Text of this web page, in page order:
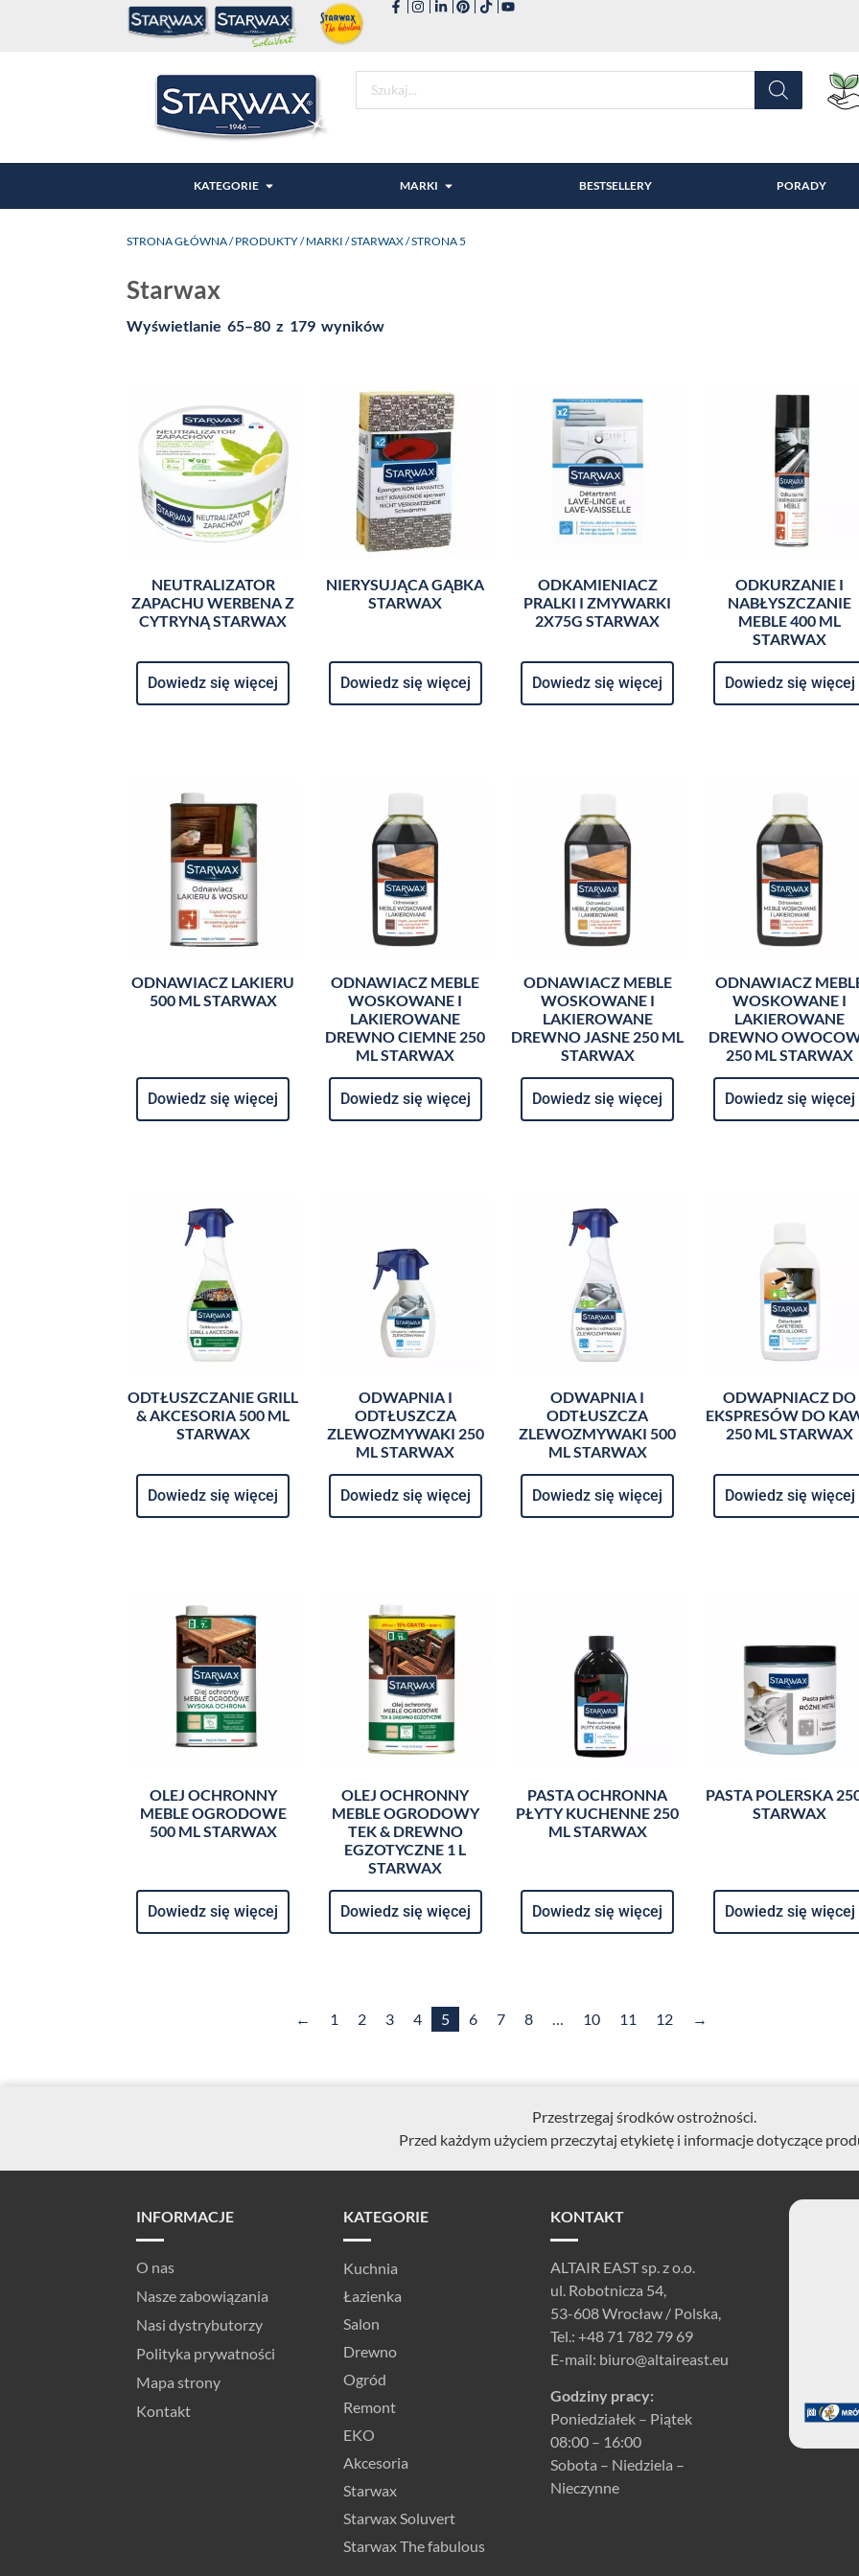
KATEGORIE MARKI BESTSELLERY PORADY
STRONA GŁÓWNA/PRODUKTY/MARKI /STARWAX/ STRONA 5
Starwax
Wyświetlanie 65–80 z 179 wyników
NEUTRALIZATOR
ZAPACHU WERBENA Z
CYTRYNĄ STARWAX
Dowiedz się więcej
NIERYSUJĄCA GĄBKA
STARWAX
Dowiedz się więcej
ODKAMIENIACZ
PRALKI I ZMYWARKI
2X75G STARWAX
Dowiedz się więcej
ODKURZANIE I
NABŁYSZCZANIE
MEBLE 400 ML
STARWAX
Dowiedz się więcej
ODNAWIACZ LAKIERU
500 ML STARWAX
Dowiedz się więcej
ODNAWIACZ MEBLE
WOSKOWANE I
LAKIEROWANE
DREWNO CIEMNE 250
ML STARWAX
Dowiedz się więcej
ODNAWIACZ MEBLE
WOSKOWANE I
LAKIEROWANE
DREWNO JASNE 250 ML
STARWAX
Dowiedz się więcej
ODNAWIACZ
WOSKOWANE I
LAKIEROWANE
DREWNO
250 ML STARWAX
Dowiedz się więcej
ODTŁUSZCZANIE GRILL
& AKCESORIA 500 ML
STARWAX
Dowiedz się więcej
ODWAPNIA I
ODTŁUSZCZA
ZLEWOZMYWAKI 250
ML STARWAX
Dowiedz się więcej
ODWAPNIA I
ODTŁUSZCZA
ZLEWOZMYWAKI 500
ML STARWAX
Dowiedz się więcej
ODWAPNIACZ DO
EKSPRESÓW DO
250 ML STARWAX
Dowiedz się więcej
OLEJ OCHRONNY
MEBLE OGRODOWE
500 ML STARWAX
Dowiedz się więcej
OLEJ OCHRONNY
MEBLE OGRODOWY
TEK & DREWNO
EGZOTYCZNE 1 L
STARWAX
Dowiedz się więcej
PASTA OCHRONNA
PŁYTY KUCHENNE 250
ML STARWAX
Dowiedz się więcej
PASTA POLERSKA
STARWAX
Dowiedz się więcej
← 1 2 3 4 5 6 7 8 … 10 11 12 →
Przestrzegaj środków ostrożności.
Przed każdym użyciem przeczytaj etykietę i informacje dotyczące
INFORMACJE
O nas
Nasze zabowiązania
Nasi dystrybutorzy
Polityka prywatności
Mapa strony
Kontakt
KATEGORIE
Kuchnia
Łazienka
Salon
Drewno
Ogród
Remont
EKO
Akcesoria
Starwax
Starwax Soluvert
Starwax The fabulous
KONTAKT
ALTAIR EAST sp. z o.o.
ul. Robotnicza 54,
53-608 Wrocław / Polska,
Tel.: +48 71 782 79 69
E-mail: biuro@altaireast.eu
Godziny pracy:
Poniedziałek – Piątek
08:00 – 16:00
Sobota – Niedziela –
Nieczynne